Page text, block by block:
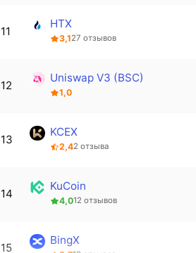
11
HTX
3,127 отзывов
12
Uniswap V3 (BSC)
1,0
13
KCEX
2,42 отзыва
14
KuCoin
4,012 отзывов
15
BingX